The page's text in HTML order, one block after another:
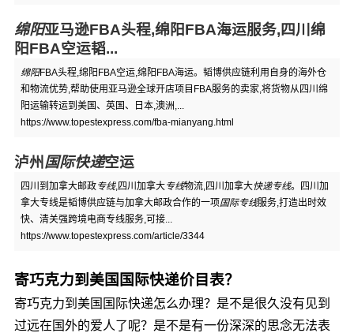
绵阳亚马逊FBA头程,绵阳FBA海运服务,四川绵
阳FBA空运韬...
绵阳FBA头程,绵阳FBA空运,绵阳FBA海运。韬博供应链利用自身的海外仓
和物流优势,帮助使用亚马逊全球开店项目FBA服务的卖家,将货物从四川绵
阳运输转运到美国、英国、日本,澳洲,...
https://www.topestexpress.com/fba-mianyang.html
泸州国际快递空运
四川到加拿大邮政专线,四川加拿大专线物流,四川加拿大快递专线。四川加
拿大专线是韬博供应链与加拿大邮政合作的一项国际专线服务,打造出时效
快、清关强跨境电商专线服务,可接...
https://www.topestexpress.com/article/3344
寄巧克力到美国国际快递价目表？
寄巧克力到美国国际快递怎么办理？是不是很久没有见到
过远在国外的爱人了呢？是不是有一份深深的思念无法表